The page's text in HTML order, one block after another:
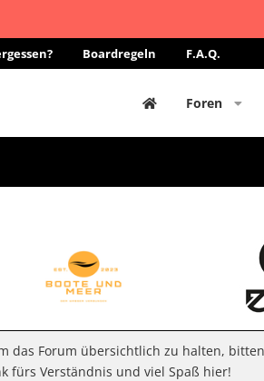
Boardregeln F.A.Q.
Foren
das Forum übersichtlich zu halten,
fürs Verständnis und viel Spaß hier!